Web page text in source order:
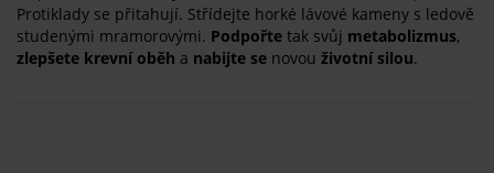
Protiklady se přitahují. Střídejte horké lávové kameny s ledově
studenými mramorovými. Podpořte tak svůj metabolizmus,
zlepšete krevní oběh a nabijte se novou životní silou.